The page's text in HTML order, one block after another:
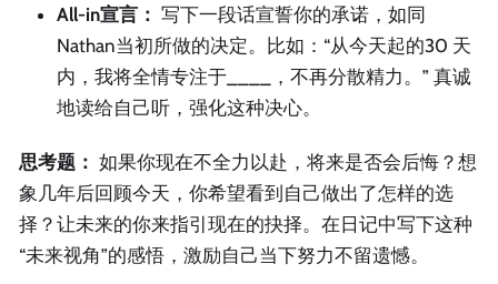
All-in宣言： 写下一段话宣誓你的承诺，如同
Nathan当初所做的决定。比如：“从今天起的30 天
内，我将全情专注于____，不再分散精力。” 真诚
地读给自己听，强化这种决心。
思考题： 如果你现在不全力以赴，将来是否会后悔？想
象几年后回顾今天，你希望看到自己做出了怎样的选
择？让未来的你来指引现在的抉择。在日记中写下这种
“未来视角”的感悟，激励自己当下努力不留遗憾。